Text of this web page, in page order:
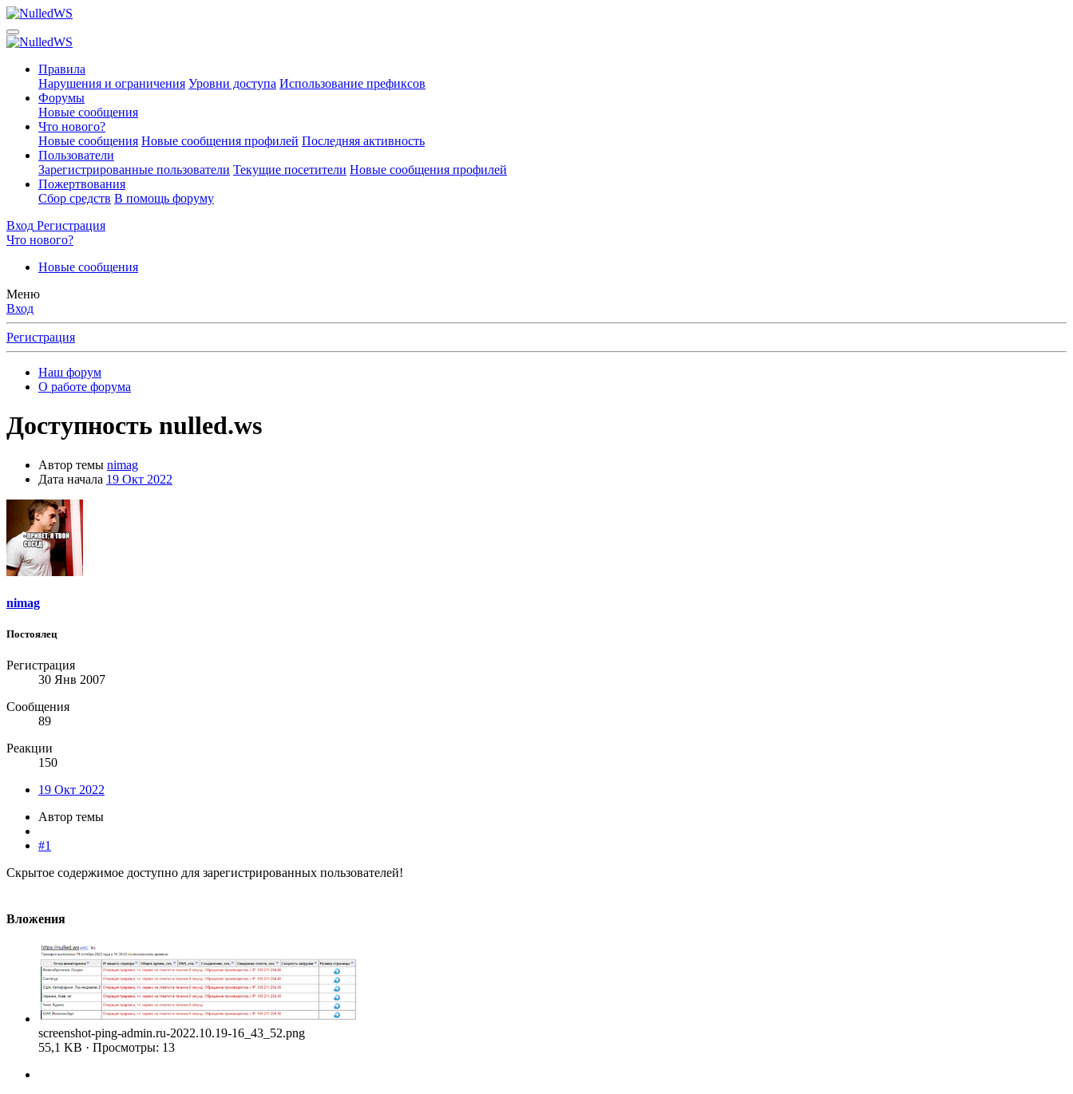
Правила
Нарушения и ограничения Уровни доступа Использование префиксов
Форумы
Новые сообщения
Что нового?
Новые сообщения Новые сообщения профилей Последняя активность
Пользователи
Зарегистрированные пользователи Текущие посетители Новые сообщения профилей
Пожертвования
Сбор средств В помощь форуму
Вход Регистрация
Что нового?
Новые сообщения
Меню
Вход
Регистрация
Наш форум
О работе форума
Доступность nulled.ws
Автор темы nimag
Дата начала 19 Окт 2022
nimag
Постоялец
Регистрация
30 Янв 2007
Сообщения
89
Реакции
150
19 Окт 2022
Автор темы
#1
Скрытое содержимое доступно для зарегистрированных пользователей!
Вложения
screenshot-ping-admin.ru-2022.10.19-16_43_52.png
55,1 KB · Просмотры: 13